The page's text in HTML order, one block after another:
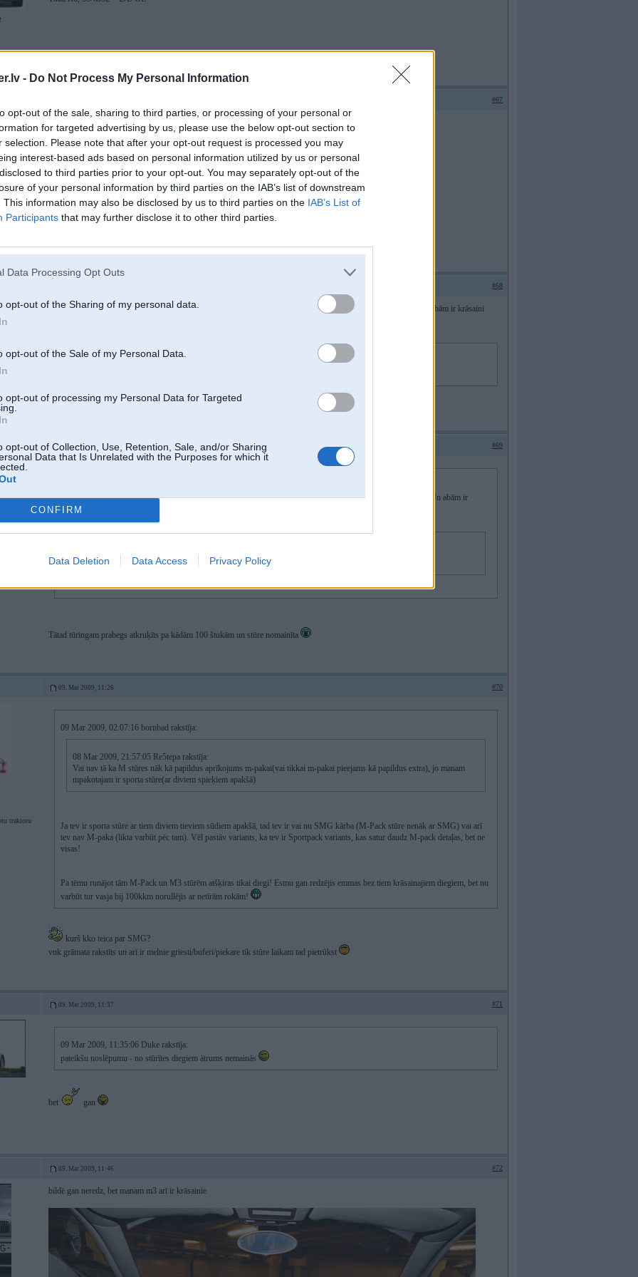
- Do Not Process My Personal Information
opt-out of the sale, sharing to third parties, or processing of your personal or
for targeted advertising by us, please use the below opt-out section to
selection. Please note that after your opt-out request is processed you may
interest-based ads based on personal information utilized by us or personal
to third parties prior to your opt-out. You may separately opt-out of the
of your personal information by third parties on the IAB’s list of downstream
This information may also be disclosed by us to third parties on the IAB’s List of
Participants that may further disclose it to other third parties.
Data Processing Opt Outs
opt-out of the Sharing of my personal data.
opt-out of the Sale of my Personal Data.
opt-out of processing my Personal Data for Targeted
opt-out of Collection, Use, Retention, Sale, and/or Sharing
Data that Is Unrelated with the Purposes for which it
CONFIRM
Data Deletion Data Access Privacy Policy
#67
Mkas stūre ir kā mpačkas stūre, tikai diegi ir 3krasaini m pačkai - parasti melni
#68
Nu nezinu, man ir e46 tourings ar Mpacku un M3 un abas stūres ir PILNĪGI identiskas, vienāds diametrs utt. Un abām ir krāsaini
09 Mar 2009, 10:28:16 rolis rakstīja:
09. Mar 2009, 10:54 #69
Nu nezinu, man ir e46 tourings ar Mpacku un M3 un abas stūres ir PILNĪGI identiskas, vienāds diametrs utt. Un abām ir
krāsaini diegi.
Mkas stūre ir kā mpačkas stūre, tikai diegi ir 3krasaini
m pačkai - parasti melni
Tātad tūringam prabegs atkruķīts pa kādām 100 štukām un stūre nomainīta
09. Mar 2009, 11:26 #70
traktoru
09 Mar 2009, 02:07:16 bornbad rakstīja:
08 Mar 2009, 21:57:05 Re5tepa rakstīja:
Vai nav tā ka M stūres nāk kā papildus aprīkojums m-pakai(vai tikkai m-pakai pieejams kā papildus extra), jo manam
mpakotajam ir sporta stūre(ar diviem spieķiem apakšā)
Ja tev ir sporta stūre ar tiem diviem tieviem sūdiem apakšā, tad tev ir vai nu SMG kārba (M-Pack stūre nenāk ar SMG) vai arī
tev nav M-paka (likta varbūt pēc tam). Vēl pastāv variants, ka tev ir Sportpack variants, kas satur daudz M-pack detaļas, bet ne
visas!
Pa tēmu runājot tām M-Pack un M3 stūrēm atšķiras tikai diegi! Esmu gan redzējis emmas bez tiem krāsainajiem diegiem, bet nu
varbūt tur vasja bij 100kkm norullējis ar netīrām rokām!
kurš kko teica par SMG?
vnk grāmata rakstīts un arī ir melnie griesti/buferi/piekare tik stūre laikam tad pietrūkst
09. Mar 2009, 11:37 #71
09 Mar 2009, 11:35:06 Duke rakstīja:
pateikšu noslēpumu - no stūrītes diegiem ātrums nemainās
bet gan
09. Mar 2009, 11:46 #72
bildē gan neredz, bet manam m3 arī ir krāsainie